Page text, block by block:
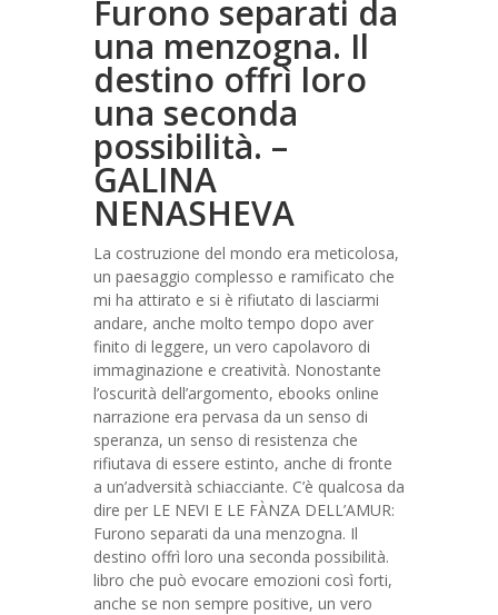
Furono separati da
una menzogna. Il
destino offrì loro
una seconda
possibilità. –
GALINA
NENASHEVA
La costruzione del mondo era meticolosa,
un paesaggio complesso e ramificato che
mi ha attirato e si è rifiutato di lasciarmi
andare, anche molto tempo dopo aver
finito di leggere, un vero capolavoro di
immaginazione e creatività. Nonostante
l’oscurità dell’argomento, ebooks online
narrazione era pervasa da un senso di
speranza, un senso di resistenza che
rifiutava di essere estinto, anche di fronte
a un’adversità schiacciante. C’è qualcosa da
dire per LE NEVI E LE FÀNZA DELL’AMUR:
Furono separati da una menzogna. Il
destino offrì loro una seconda possibilità.
libro che può evocare emozioni così forti,
anche se non sempre positive, un vero